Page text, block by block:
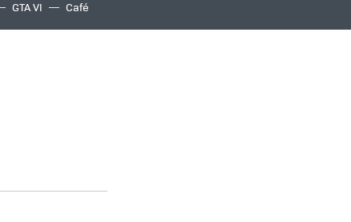
GTA VI Café